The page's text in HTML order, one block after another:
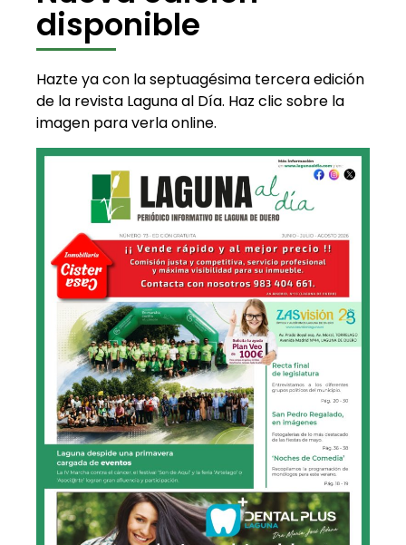
disponible
Hazte ya con la septuagésima tercera edición
de la revista Laguna al Día. Haz clic sobre la
imagen para verla online.